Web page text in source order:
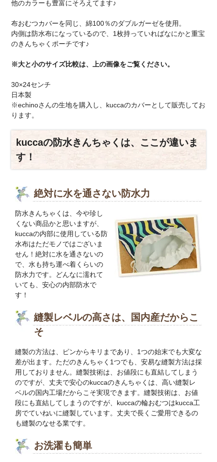
他のカラーも豊富にそろえてます♪
布おむつカバーを同じ、綿100％のダブルガーゼを使用。
内側は防水布になっているので、1枚持っていればなにかと重宝
のきんちゃくポーチです♪
※大と小のサイズ比較は、上の画像をご覧ください。
30×24センチ
日本製
※echinoさんの生地を購入し、kuccaのカバーとして販売してお
ります。
kuccaの防水きんちゃくは、ここが違いま
す！
絶対に水を通さない防水力
防水きんちゃくは、今や珍し
くない商品かと思いますが、
kuccaの内部に使用している防
水布はただモノではございま
せん！絶対に水を通さないの
で、水も持ち運べ着くらいの
防水力です。どんなに濡れて
いても、安心の内部防水で
す！
縫製レベルの高さは、国内産だからこ
そ
縫製の方法は、ピンからキリまであり、1つの始末でも大変な
差が出ます。ただのきんちゃく1つでも、安易な縫製方法は採
用しておりません。縫製技術は、お値段にも直結してしまう
のですが、丈夫で安心のkuccaのきんちゃくは、高い縫製レ
ベルの国内工場だからこそ実現できます。縫製技術は、お値
段にも直結してしまうのですが、kuccaの輪おむつはkucca工
房でていねいに縫製しています。丈夫で長くご愛用できるの
も縫製のなせる業です。
お洗濯も簡単